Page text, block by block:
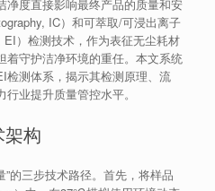
净度直接影响最终产品的质量和安
IC）和可萃取/可浸出离子
EI）检测技术，作为表征无尘耗材
着守护洁净环境的重任。本文系统
检测体系，揭示其检测原理、流
业提升质量管控水平。
构
的三步技术路径。首先，将样品